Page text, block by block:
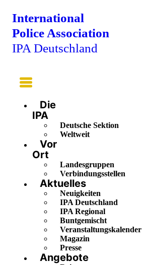
International
Police Association
IPA Deutschland
Main
Menu
Die
IPA
Deutsche Sektion
Weltweit
Vor
Ort
Landesgruppen
Verbindungsstellen
Aktuelles
Neuigkeiten
IPA Deutschland
IPA Regional
Buntgemischt
Veranstaltungskalender
Magazin
Presse
Angebote